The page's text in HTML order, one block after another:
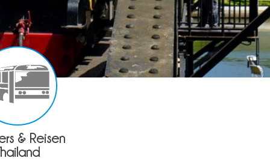
& Reisen